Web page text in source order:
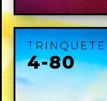
TRINQUETE
4-80